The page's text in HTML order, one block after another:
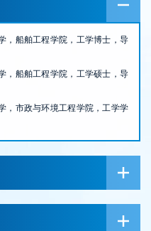
，船舶工程学院，工学博士，导
，船舶工程学院，工学硕士，导
，市政与环境工程学院，工学学